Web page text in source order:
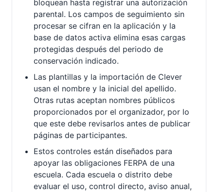
bloquean hasta registrar una autorización
parental. Los campos de seguimiento sin
procesar se cifran en la aplicación y la
base de datos activa elimina esas cargas
protegidas después del periodo de
conservación indicado.
Las plantillas y la importación de Clever
usan el nombre y la inicial del apellido.
Otras rutas aceptan nombres públicos
proporcionados por el organizador, por lo
que este debe revisarlos antes de publicar
páginas de participantes.
Estos controles están diseñados para
apoyar las obligaciones FERPA de una
escuela. Cada escuela o distrito debe
evaluar el uso, control directo, aviso anual,